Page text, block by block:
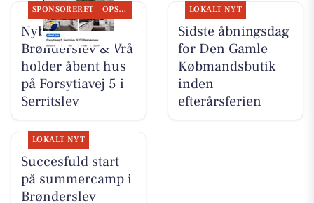
SPONSORERET OPSLAGSTAVLEN
Nybolig
Brønderslev & Vrå
holder åbent hus
på Forsytiavej 5 i
Serritslev
LOKALT NYT
Sidste åbningsdag
for Den Gamle
Købmandsbutik
inden
efterårsferien
LOKALT NYT
Succesfuld start
på summercamp i
Brønderslev